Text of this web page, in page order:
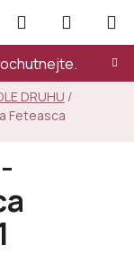
Hledat
KOŠÍK
DRUHU /
Feteasca